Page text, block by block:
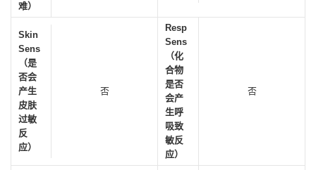
难）
Skin
Sens
（是
否会
产生
皮肤
过敏
反
应）
否
Resp
Sens
（化
合物
是否
会产
生呼
吸致
敏反
应）
否